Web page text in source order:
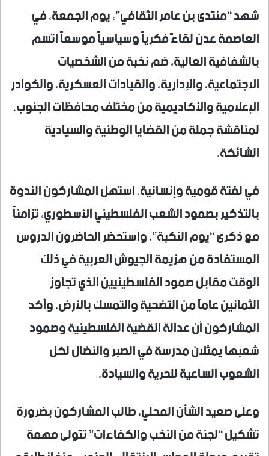
شهد “منتدى بن عامر الثقافي”، يوم الجمعة، في
العاصمة عدن لقاءً فكرياً وسياسياً موسعاً اتسم
بالشفافية العالية، ضم نخبة من الشخصيات
الاجتماعية، والإدارية، والقيادات العسكرية، والكوادر
الإعلامية والأكاديمية من مختلف محافظات الجنوب،
لمناقشة جملة من القضايا الوطنية والسيادية
الشائكة.
في لفتة قومية وإنسانية، استهل المشاركون الندوة
بالتذكير بصمود الشعب الفلسطيني الأسطوري، تزامناً
مع ذكرى “يوم النكبة”. واستحضر الحاضرون الدروس
المستفادة من هزيمة الجيوش العربية في ذلك
الوقت مقابل صمود الفلسطينيين الذي تجاوز
الثمانين عاماً من التضحية والتمسك بالأرض. وأكد
المشاركون أن عدالة القضية الفلسطينية وصمود
شعبها يمثلان مدرسة في الصبر والنضال لكل
الشعوب الساعية للحرية والسيادة.
وعلى صعيد الشأن المحلي، طالب المشاركون بضرورة
تشكيل “لجنة من النخب والكفاءات” تتولى مهمة